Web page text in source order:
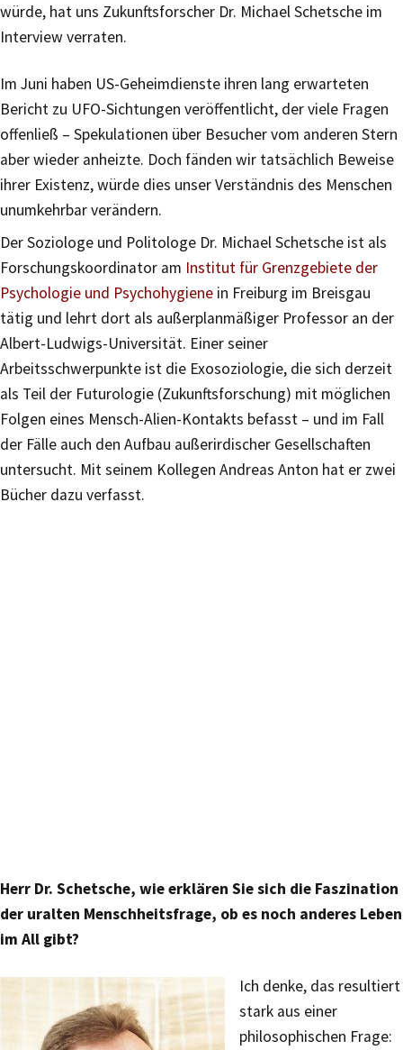
würde, hat uns Zukunftsforscher Dr. Michael Schetsche im
Interview verraten.
Im Juni haben US-Geheimdienste ihren lang erwarteten
Bericht zu UFO-Sichtungen veröffentlicht, der viele Fragen
offenließ – Spekulationen über Besucher vom anderen Stern
aber wieder anheizte. Doch fänden wir tatsächlich Beweise
ihrer Existenz, würde dies unser Verständnis des Menschen
unumkehrbar verändern.
Der Soziologe und Politologe Dr. Michael Schetsche ist als
Forschungskoordinator am Institut für Grenzgebiete der
Psychologie und Psychohygiene in Freiburg im Breisgau
tätig und lehrt dort als außerplanmäßiger Professor an der
Albert-Ludwigs-Universität. Einer seiner
Arbeitsschwerpunkte ist die Exosoziologie, die sich derzeit
als Teil der Futurologie (Zukunftsforschung) mit möglichen
Folgen eines Mensch-Alien-Kontakts befasst – und im Fall
der Fälle auch den Aufbau außerirdischer Gesellschaften
untersucht. Mit seinem Kollegen Andreas Anton hat er zwei
Bücher dazu verfasst.
Herr Dr. Schetsche, wie erklären Sie sich die Faszination
der uralten Menschheitsfrage, ob es noch anderes Leben
im All gibt?
Ich denke, das resultiert
stark aus einer
philosophischen Frage: